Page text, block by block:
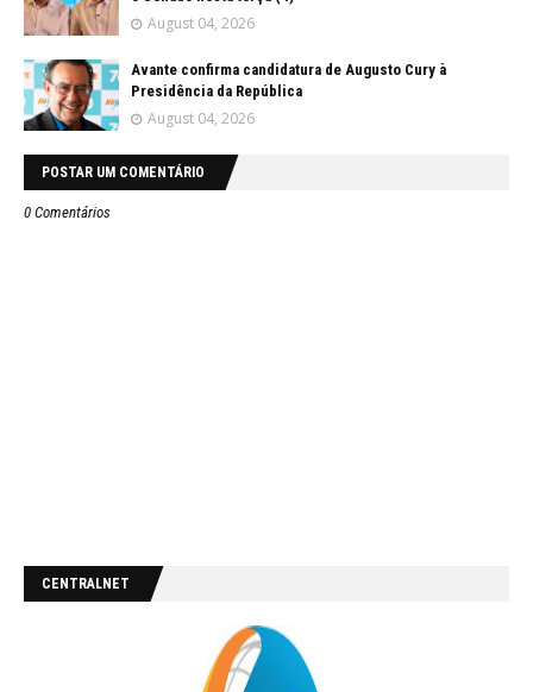
August 04, 2026
Avante confirma candidatura de Augusto Cury à
Presidência da República
August 04, 2026
POSTAR UM COMENTÁRIO
0 Comentários
CENTRALNET